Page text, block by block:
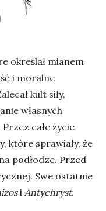
określał mianem
i moralne
kult siły,
własnych
całe życie
które sprawiały, że
podłodze. Przed
Swe ostatnie
i Antychryst.